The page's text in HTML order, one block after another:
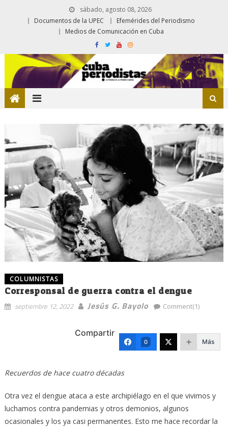
sábado, agosto 08, 2026
Documentos de la UPEC
Efemérides del Periodismo
Medios de Comunicación en Cuba
COLUMNISTAS
Corresponsal de guerra contra el dengue
septiembre 12, 2022 Jesús G. Bayolo Comment(1)
Compartir
0 Más
Recuerdos de hace cuatro décadas
Otra vez el dengue ataca a este archipiélago en el que vivimos y
luchamos contra pandemias y otros demonios, algunos
ocasionales y los ya casi permanentes. Esto me hace recordar la